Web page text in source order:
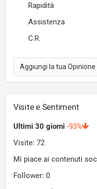
Rapidità
Assistenza
C.R.
Aggiungi la tua Opinione
Visite e Sentiment